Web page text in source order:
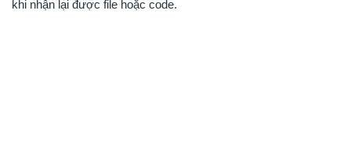
khi nhận lại được file hoặc code.